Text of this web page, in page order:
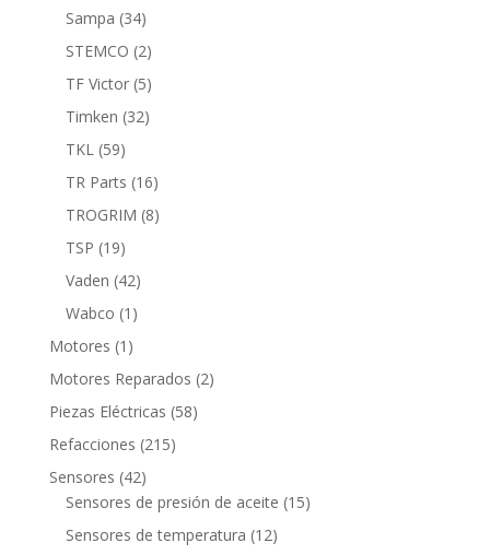
Sampa 3434
productos
STEMCO 22
productos
TF Victor 55
productos
Timken 3232
TKL 5959
productos
TR Parts 1616
productos
TROGRIM 88
TSP 1919
productos
Vaden 4242
productos
Wabco 1 1
producto
Motores 1 1
producto
Motores Reparados 22
Piezas Eléctricas 5858
Refacciones 215215
Sensores 4242
productos
Sensores de presión de aceite 1515
Sensores de temperatura 1212